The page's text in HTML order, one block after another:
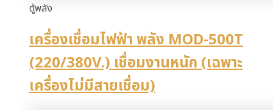
ตู้พลัง
เครื่องเชื่อมไฟฟ้า พลัง MOD-500T
(220/380V.) เชื่อมงานหนัก (เฉพาะ
เครื่องไม่มีสายเชื่อม)